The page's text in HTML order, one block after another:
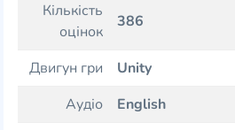
Кількість
оцінок
386
Двигун гри
Unity
Аудіо
English